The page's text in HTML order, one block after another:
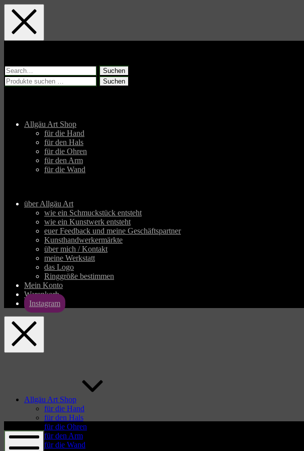
Skip
main
navigation
Skip
main
content
Skip
footer
Suchen
nach:
Suchen
Allgäu Art Shop
für die Hand
für den Hals
für die Ohren
für den Arm
für die Wand
über Allgäu Art
wie ein Schmuckstück entsteht
wie ein Kunstwerk entsteht
euer Feedback und meine Geschäftspartner
Kunsthandwerkermärkte
über mich / Kontakt
meine Werkstatt
das Logo
Ringgröße bestimmen
Mein Konto
Warenkorb
Instagram
Allgäu Art Shop
für die Hand
für den Hals
für die Ohren
für den Arm
für die Wand
art.com